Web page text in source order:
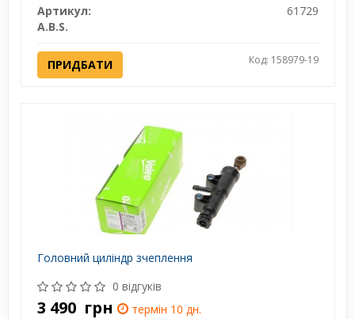
Артикул:
61729
A.B.S.
ПРИДБАТИ Код: 158979-19
Головний цилiндр зчеплення
0 відгуків
3 490 грн
термін 10 дн.